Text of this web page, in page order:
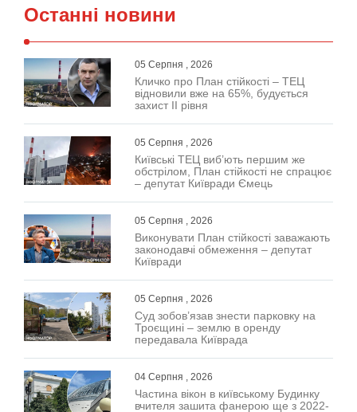
Останні новини
05 Серпня , 2026
Кличко про План стійкості – ТЕЦ
відновили вже на 65%, будується
захист ІІ рівня
05 Серпня , 2026
Київські ТЕЦ виб’ють першим же
обстрілом, План стійкості не спрацює
– депутат Київради Ємець
05 Серпня , 2026
Виконувати План стійкості заважають
законодавчі обмеження – депутат
Київради
05 Серпня , 2026
Суд зобов’язав знести парковку на
Троєщині – землю в оренду
передавала Київрада
04 Серпня , 2026
Частина вікон в київському Будинку
вчителя зашита фанерою ще з 2022-